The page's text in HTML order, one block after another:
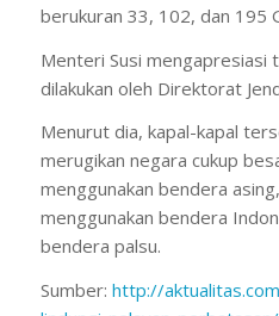
berukuran 33, 102, dan 195
Menteri Susi mengapresiasi
dilakukan oleh Direktorat
Menurut dia, kapal-kapal
merugikan negara cukup
menggunakan bendera
menggunakan bendera
bendera palsu.
Sumber: http://